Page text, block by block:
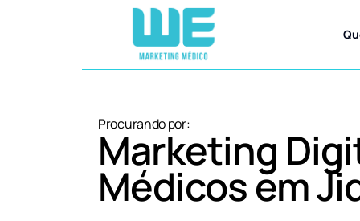
Procurando por:
Marketing
Médicos em